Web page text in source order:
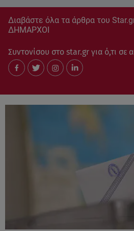
Διαβάστε όλα τα άρθρα του
ΔΗΜΑΡΧΟΙ
Συντονίσου στο star.gr για ό,τι σε